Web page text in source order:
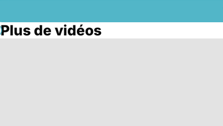
Plus de vidéos